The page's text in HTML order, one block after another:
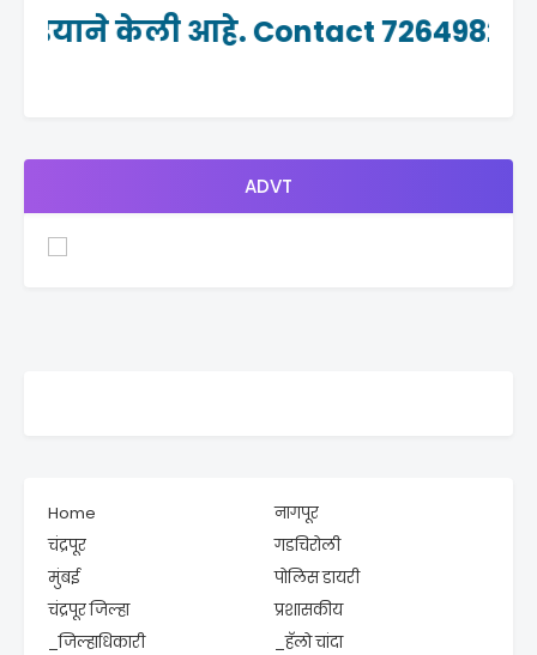
केली आहे. Contact 7264982465
ADVT
Home
नागपूर
चंद्रपूर
गडचिरोली
मुंबई
पोलिस डायरी
चंद्रपूर जिल्हा
प्रशासकीय
_जिल्हाधिकारी
_हॅलो चांदा